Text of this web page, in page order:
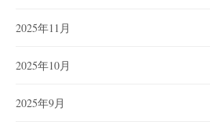
2025年11月
2025年10月
2025年9月